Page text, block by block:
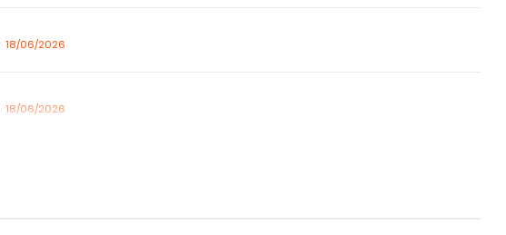
18/06/2026
18/06/2026